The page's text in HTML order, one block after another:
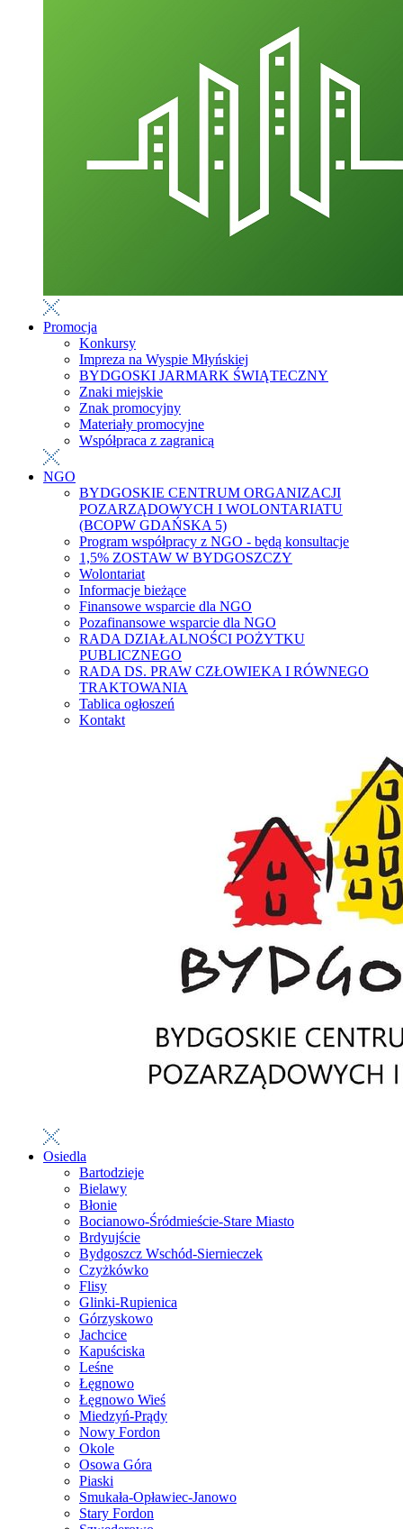
Promocja
Konkursy
Impreza na Wyspie Młyńskiej
BYDGOSKI JARMARK ŚWIĄTECZNY
Znaki miejskie
Znak promocyjny
Materiały promocyjne
Współpraca z zagranicą
NGO
BYDGOSKIE CENTRUM ORGANIZACJI
POZARZĄDOWYCH I WOLONTARIATU
(BCOPW GDAŃSKA 5)
Program współpracy z NGO - będą konsultacje
1,5% ZOSTAW W BYDGOSZCZY
Wolontariat
Informacje bieżące
Finansowe wsparcie dla NGO
Pozafinansowe wsparcie dla NGO
RADA DZIAŁALNOŚCI POŻYTKU
PUBLICZNEGO
RADA DS. PRAW CZŁOWIEKA I RÓWNEGO
TRAKTOWANIA
Tablica ogłoszeń
Kontakt
Osiedla
Bartodzieje
Bielawy
Błonie
Bocianowo-Śródmieście-Stare Miasto
Brdyujście
Bydgoszcz Wschód-Siernieczek
Czyżkówko
Flisy
Glinki-Rupienica
Górzyskowo
Jachcice
Kapuściska
Leśne
Łęgnowo
Łęgnowo Wieś
Miedzyń-Prądy
Nowy Fordon
Okole
Osowa Góra
Piaski
Smukała-Opławiec-Janowo
Stary Fordon